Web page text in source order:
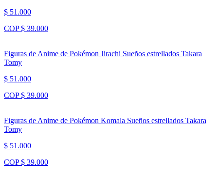
$ 51.000
COP $ 39.000
Figuras de Anime de Pokémon Jirachi Sueños estrellados Takara
Tomy
$ 51.000
COP $ 39.000
Figuras de Anime de Pokémon Komala Sueños estrellados Takara
Tomy
$ 51.000
COP $ 39.000